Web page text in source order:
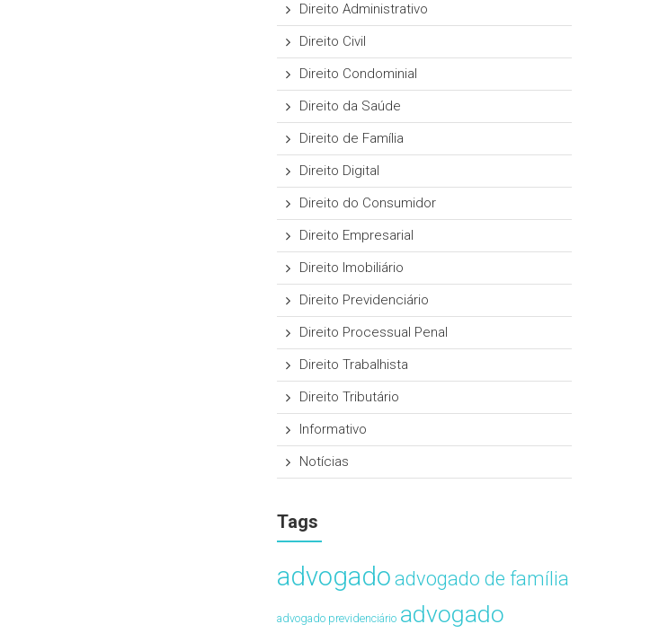
Direito Administrativo
Direito Civil
Direito Condominial
Direito da Saúde
Direito de Família
Direito Digital
Direito do Consumidor
Direito Empresarial
Direito Imobiliário
Direito Previdenciário
Direito Processual Penal
Direito Trabalhista
Direito Tributário
Informativo
Notícias
Tags
advogado advogado de família
advogado previdenciário advogado